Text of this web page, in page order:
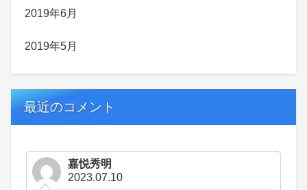
2019年6月
2019年5月
最近のコメント
嘉悦秀明
2023.07.10